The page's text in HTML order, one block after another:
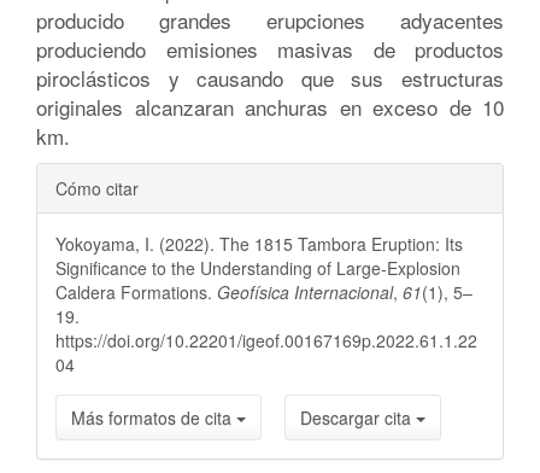
producido grandes erupciones adyacentes
produciendo emisiones masivas de productos
piroclásticos y causando que sus estructuras
originales alcanzaran anchuras en exceso de 10
km.
Detalles
del
artículo
Cómo citar
Yokoyama, I. (2022). The 1815 Tambora Eruption: Its
Significance to the Understanding of Large-Explosion
Caldera Formations. Geofísica Internacional, 61(1), 5–
19.
https://doi.org/10.22201/igeof.00167169p.2022.61.1.22
04
Más formatos de cita Descargar cita